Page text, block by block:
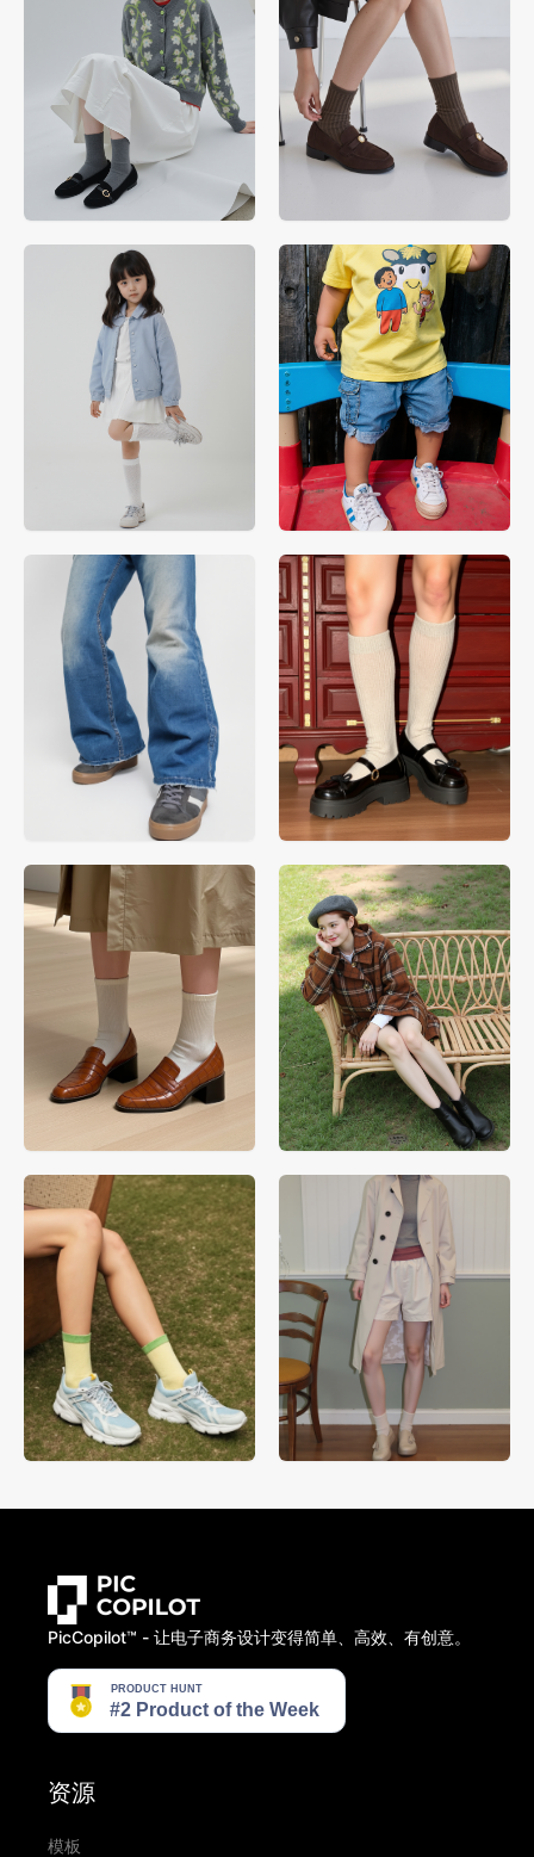
PicCopilot™️ - 让电子商务设计变得简单、高效、有创意。
资源
模板